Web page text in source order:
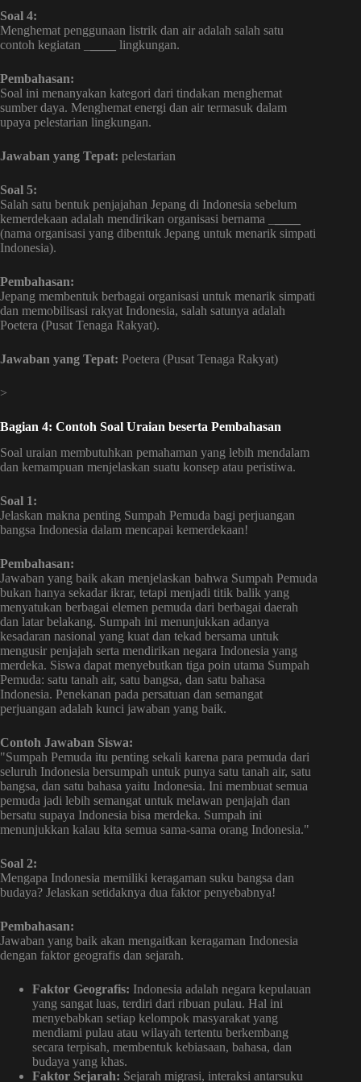
Soal 4:
Menghemat penggunaan listrik dan air adalah salah satu
contoh kegiatan _
lingkungan.
Pembahasan:
Soal ini menanyakan kategori dari tindakan menghemat
sumber daya. Menghemat energi dan air termasuk dalam
upaya pelestarian lingkungan.
Jawaban yang Tepat: pelestarian
Soal 5:
Salah satu bentuk penjajahan Jepang di Indonesia sebelum
kemerdekaan adalah mendirikan organisasi bernama _
(nama organisasi yang dibentuk Jepang untuk menarik simpati
Indonesia).
Pembahasan:
Jepang membentuk berbagai organisasi untuk menarik simpati
dan memobilisasi rakyat Indonesia, salah satunya adalah
Poetera (Pusat Tenaga Rakyat).
Jawaban yang Tepat: Poetera (Pusat Tenaga Rakyat)
>
Bagian 4: Contoh Soal Uraian beserta Pembahasan
Soal uraian membutuhkan pemahaman yang lebih mendalam
dan kemampuan menjelaskan suatu konsep atau peristiwa.
Soal 1:
Jelaskan makna penting Sumpah Pemuda bagi perjuangan
bangsa Indonesia dalam mencapai kemerdekaan!
Pembahasan:
Jawaban yang baik akan menjelaskan bahwa Sumpah Pemuda
bukan hanya sekadar ikrar, tetapi menjadi titik balik yang
menyatukan berbagai elemen pemuda dari berbagai daerah
dan latar belakang. Sumpah ini menunjukkan adanya
kesadaran nasional yang kuat dan tekad bersama untuk
mengusir penjajah serta mendirikan negara Indonesia yang
merdeka. Siswa dapat menyebutkan tiga poin utama Sumpah
Pemuda: satu tanah air, satu bangsa, dan satu bahasa
Indonesia. Penekanan pada persatuan dan semangat
perjuangan adalah kunci jawaban yang baik.
Contoh Jawaban Siswa:
"Sumpah Pemuda itu penting sekali karena para pemuda dari
seluruh Indonesia bersumpah untuk punya satu tanah air, satu
bangsa, dan satu bahasa yaitu Indonesia. Ini membuat semua
pemuda jadi lebih semangat untuk melawan penjajah dan
bersatu supaya Indonesia bisa merdeka. Sumpah ini
menunjukkan kalau kita semua sama-sama orang Indonesia."
Soal 2:
Mengapa Indonesia memiliki keragaman suku bangsa dan
budaya? Jelaskan setidaknya dua faktor penyebabnya!
Pembahasan:
Jawaban yang baik akan mengaitkan keragaman Indonesia
dengan faktor geografis dan sejarah.
Faktor Geografis: Indonesia adalah negara kepulauan
yang sangat luas, terdiri dari ribuan pulau. Hal ini
menyebabkan setiap kelompok masyarakat yang
mendiami pulau atau wilayah tertentu berkembang
secara terpisah, membentuk kebiasaan, bahasa, dan
budaya yang khas.
Faktor Sejarah: Sejarah migrasi, interaksi antarsuku